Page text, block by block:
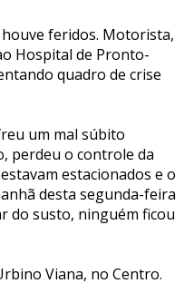
feridos. Motorista,
Hospital de Pronto-
quadro de crise
um mal súbito
perdeu o controle da
estacionados e o
desta segunda-feira
do susto, ninguém ficou
Viana, no Centro.